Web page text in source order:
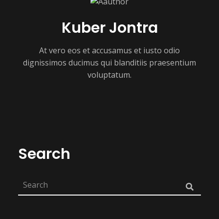
Kuber Jontra
At vero eos et accusamus et iusto odio
dignissimos ducimus qui blanditiis praesentium
voluptatum.
Search